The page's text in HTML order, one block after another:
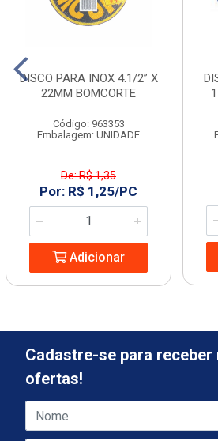
DISCO PARA INOX 4.1/2” X
22MM BOMCORTE
Código: 963353
Embalagem: UNIDADE
De: R$ 1,35
Por: R$ 1,25/PC
Adicionar
Cadastre-se para receber
ofertas!